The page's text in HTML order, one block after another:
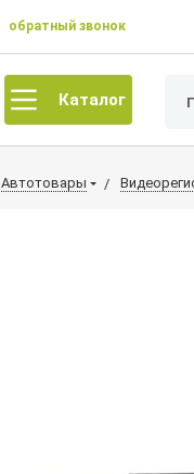
обратный звонок
Каталог
Автотовары